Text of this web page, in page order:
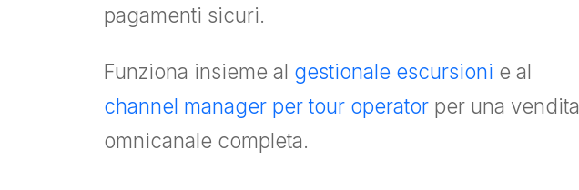
pagamenti sicuri.
Funziona insieme al gestionale escursioni e al
channel manager per tour operator per una vendita
omnicanale completa.